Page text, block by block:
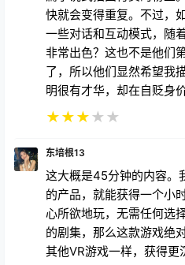
快就会变得重复。不过，
一些对话和互动模式，随
非常出色？这也不是他们
了，所以他们显然希望我
明很有才华，却在自贬身价
★★★★ ★
东培根13
这大概是45分钟的内容。
的产品，就能获得一个小
心所欲地玩，无需任何选
的剧集，那么这款游戏绝
其他VR游戏一样，获得更